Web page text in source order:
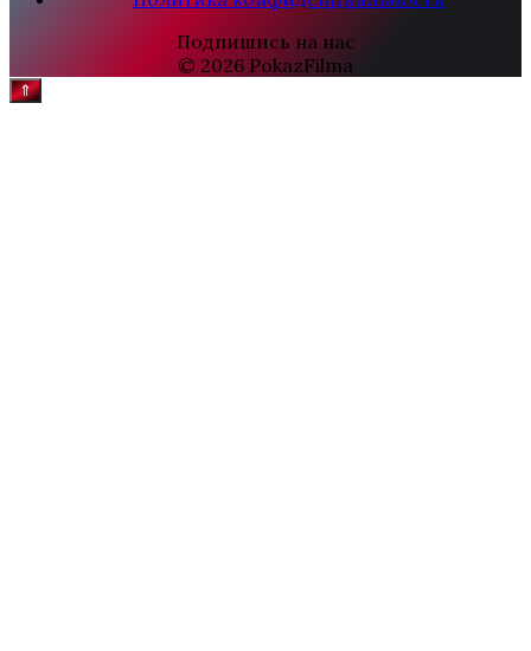
Подпишись на нас
© 2026 PokazFilma